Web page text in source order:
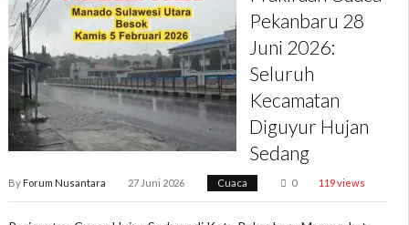
Pekanbaru 28
Juni 2026:
Seluruh
Kecamatan
Diguyur Hujan
Sedang
ByForum Nusantara 27 Juni 2026 Cuaca 0 119 views